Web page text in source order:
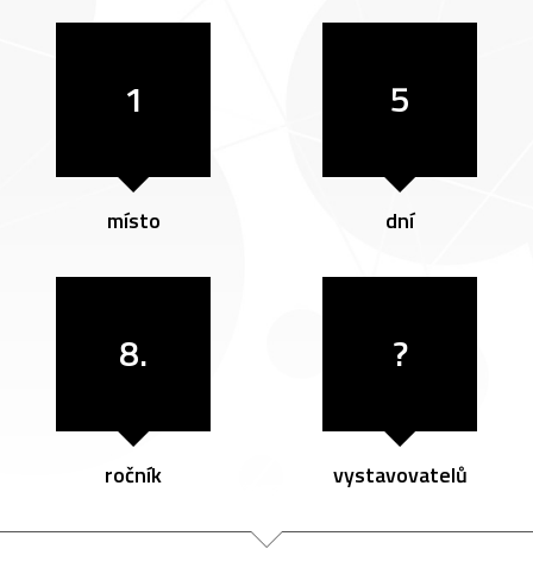
1
místo
5
dní
8.
ročník
?
vystavovatelů